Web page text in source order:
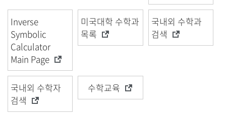
Inverse
Symbolic
Calculator
Main Page
미국대학 수학과
목록
국내외 수학과
검색
국내외 수학자
검색
수학교육